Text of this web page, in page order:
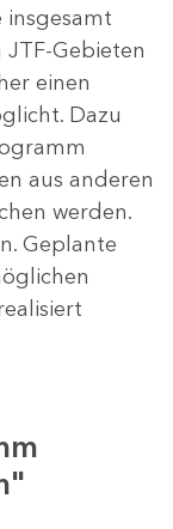
insgesamt
Gebieten
einen
Dazu
aus anderen
werden.
Geplante